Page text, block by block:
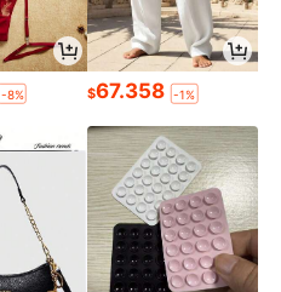
-8% $67.358 -1%